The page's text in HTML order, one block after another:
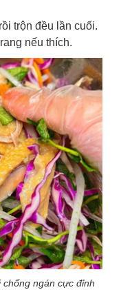
trộn đều lần cuối.
nếu thích.
ngán cực đỉnh